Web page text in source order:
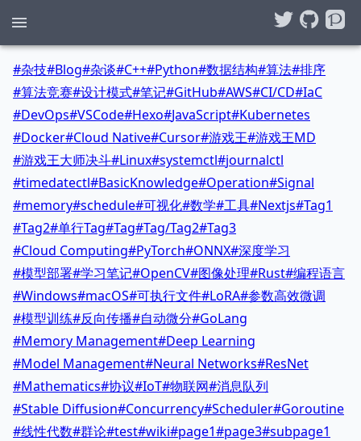
#杂技#Blog#杂谈#C++#Python#数据结构#算法#排序
#算法竞赛#设计模式#笔记#GitHub#AWS#CI/CD#IaC
#DevOps#VSCode#Hexo#JavaScript#Kubernetes
#Docker#Cloud Native#Cursor#游戏王#游戏王MD
#游戏王大师决斗#Linux#systemctl#journalctl
#timedatectl#BasicKnowledge#Operation#Signal
#memory#schedule#可视化#数学#工具#Nextjs#Tag1
#Tag2#单行Tag#Tag#Tag/Tag2#Tag3
#Cloud Computing#PyTorch#ONNX#深度学习
#模型部署#学习笔记#OpenCV#图像处理#Rust#编程语言
#Windows#macOS#可执行文件#LoRA#参数高效微调
#模型训练#反向传播#自动微分#GoLang
#Memory Management#Deep Learning
#Model Management#Neural Networks#ResNet
#Mathematics#协议#IoT#物联网#消息队列
#Stable Diffusion#Concurrency#Scheduler#Goroutine
#线性代数#群论#test#wiki#page1#page3#subpage1